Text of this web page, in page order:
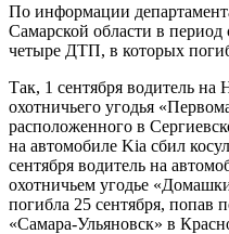
По информации
Самарской области в
четыре ДТП, в которых
Так, 1 сентября водитель на
охотничьего угодья
расположенного в
на автомобиле Kia сбил
сентября водитель на
охотничьем угодье
погибла 25 сентября, попав
«Самара-Ульяновск» в